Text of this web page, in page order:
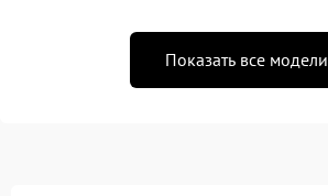
Показать все модели